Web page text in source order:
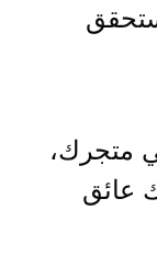
متجرك،
عائق